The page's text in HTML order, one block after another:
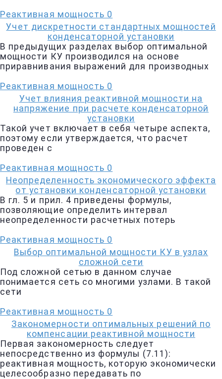
Реактивная мощность 0
Учет дискретности стандартных мощностей
конденсаторной установки
В предыдущих разделах выбор оптимальной
мощности КУ производился на основе
приравнивания выражений для производных
Реактивная мощность 0
Учет влияния реактивной мощности на
напряжение при расчете конденсаторной
установки
Такой учет включает в себя четыре аспекта,
поэтому если утверждается, что расчет
проведен с
Реактивная мощность 0
Неопределенность экономического эффекта
от установки конденсаторной установки
В гл. 5 и прил. 4 приведены формулы,
позволяющие определить интервал
неопределенности расчетных потерь
Реактивная мощность 0
Выбор оптимальной мощности КУ в узлах
сложной сети
Под сложной сетью в данном случае
понимается сеть со многими узлами. В такой
сети
Реактивная мощность 0
Закономерности оптимальных решений по
компенсации реактивной мощности
Первая закономерность следует
непосредственно из формулы (7.11):
реактивная мощность, которую экономически
целесообразно передавать по